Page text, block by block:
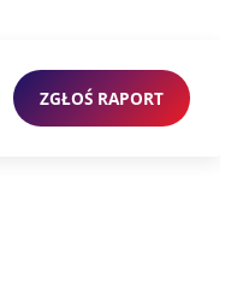
ZGŁOŚ RAPORT